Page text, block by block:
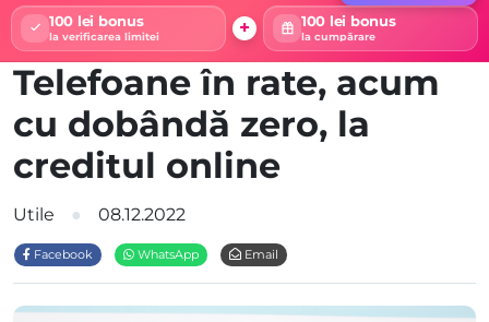
100 lei bonus
la verificarea limitei + 100 lei bonus
la cumpărare
Telefoane în rate, acum
cu dobândă zero, la
creditul online
Utile 08.12.2022
Facebook WhatsApp Email